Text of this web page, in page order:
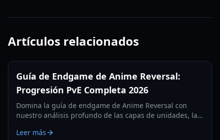
Artículos relacionados
Guía de Endgame de Anime Reversal:
Progresión PvE Completa 2026
Domina la guía de endgame de Anime Reversal con
nuestro análisis profundo de las capas de unidades, la
para 2026.
Leer más